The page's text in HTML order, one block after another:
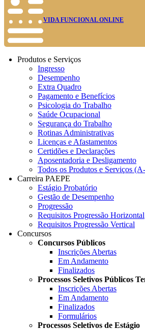
VIDA FUNCIONAL ONLINE
Produtos e Serviços
Ingresso
Desempenho
Extra Quadro
Pagamento e Benefícios
Psicologia do Trabalho
Saúde Ocupacional
Segurança do Trabalho
Rotinas Administrativas
Licenças e Afastamentos
Certidões e Declarações
Aposentadoria e Desligamento
Todos os Produtos e Serviços
Carreira PAEPE
Estágio Probatório
Gestão de Desempenho
Progressão
Requisitos Progressão Horizontal
Requisitos Progressão Vertical
Concursos
Concursos Públicos
Inscrições Abertas
Em Andamento
Finalizados
Processos Seletivos Públicos
Inscrições Abertas
Em Andamento
Finalizados
Formulários
Processos Seletivos de Estágio